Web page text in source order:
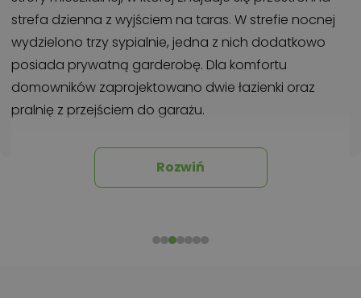
strefa dzienna z wyjściem na taras. W strefie nocnej
wydzielono trzy sypialnie, jedna z nich dodatkowo
posiada prywatną garderobę. Dla komfortu
domowników zaprojektowano dwie łazienki oraz
pralnię z przejściem do garażu.
Chcesz uzyskać więcej informacji o tym
projekcie, na przykład:
możliwości wprowadzania modyfikacji,
Rozwiń